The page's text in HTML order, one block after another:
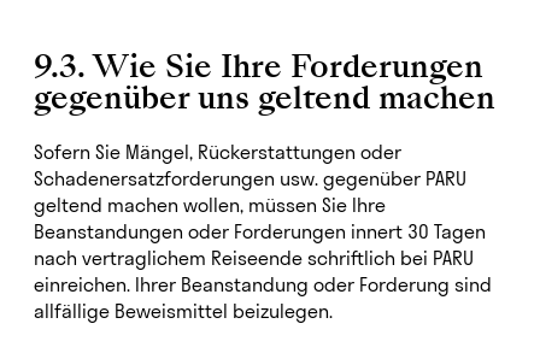
9.3. Wie Sie Ihre Forderungen
gegenüber uns geltend machen
Sofern Sie Mängel, Rückerstattungen oder
Schadenersatzforderungen usw. gegenüber PARU
geltend machen wollen, müssen Sie Ihre
Beanstandungen oder Forderungen innert 30 Tagen
nach vertraglichem Reiseende schriftlich bei PARU
einreichen. Ihrer Beanstandung oder Forderung sind
allfällige Beweismittel beizulegen.